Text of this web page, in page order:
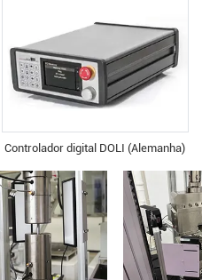
Controlador digital DOLI (Alemanha)